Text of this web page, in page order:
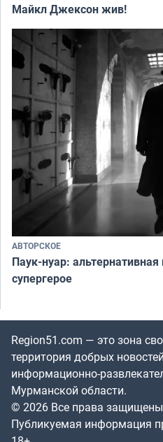
Майкл Джексон жив!
АВТОРСКОЕ
Паук-нуар:
супергерое
Region51.com — это зона
территория добрых
информационно-
Мурманской области.
© 2026 Все права
Публикуемая информация